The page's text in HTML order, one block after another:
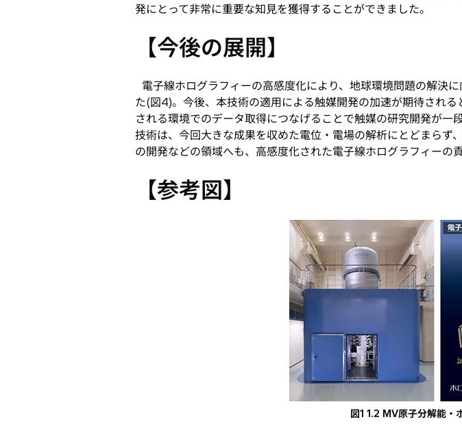
発にとって非常に重要な知見を獲得することができました。
【今後の展開】
電子線ホログラフィーの高感度化により、地球環境問題の解決
た(図4)。今後、本技術の適用による触媒開発の加速が期待され
される環境でのデータ取得につなげることで触媒の研究開発が
技術は、今回大きな成果を収めた電位・電場の解析にとどまらず
の開発などの領域へも、高感度化された電子線ホログラフィーの
【参考図】
図1 1.2 MV原子分解能・